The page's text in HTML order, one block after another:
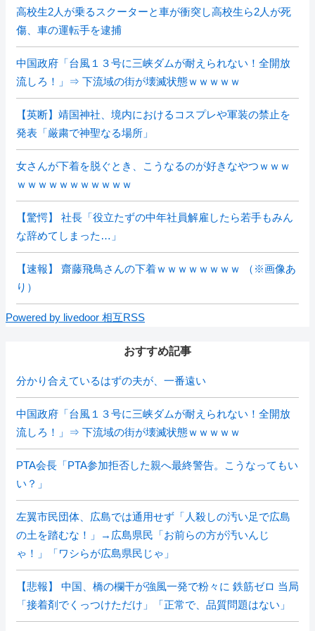
高校生2人が乗るスクーターと車が衝突し高校生ら2人が死
傷、車の運転手を逮捕
中国政府「台風１３号に三峡ダムが耐えられない！全開放
流しろ！」⇒ 下流域の街が壊滅状態ｗｗｗｗｗ
【英断】靖国神社、境内におけるコスプレや軍装の禁止を
発表「厳粛で神聖なる場所」
女さんが下着を脱ぐとき、こうなるのが好きなやつｗｗｗ
ｗｗｗｗｗｗｗｗｗｗｗ
【驚愕】 社長「役立たずの中年社員解雇したら若手もみん
な辞めてしまった…」
【速報】 齋藤飛鳥さんの下着ｗｗｗｗｗｗｗｗ （※画像あ
り）
Powered by livedoor 相互RSS
おすすめ記事
分かり合えているはずの夫が、一番遠い
中国政府「台風１３号に三峡ダムが耐えられない！全開放
流しろ！」⇒ 下流域の街が壊滅状態ｗｗｗｗｗ
PTA会長「PTA参加拒否した親へ最終警告。こうなってもい
い？」
左翼市民団体、広島では通用せず「人殺しの汚い足で広島
の土を踏むな！」→広島県民「お前らの方が汚いんじ
ゃ！」「ワシらが広島県民じゃ」
【悲報】 中国、橋の欄干が強風一発で粉々に 鉄筋ゼロ 当局
「接着剤でくっつけただけ」「正常で、品質問題はない」